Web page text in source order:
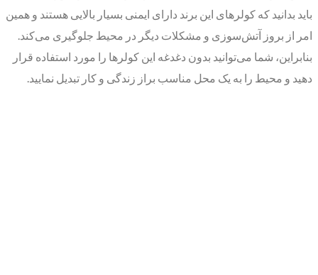
باید بدانید که کولرهای این برند دارای ایمنی بسیار بالایی هستند و همین
امر از بروز آتش‌سوزی و مشکلات دیگر در محیط جلوگیری می‌کند.
بنابراین، شما می‌توانید بدون دغدغه این کولرها را مورد استفاده قرار
دهید و محیط را به یک محل مناسب براز زندگی و کار تبدیل نمایید.